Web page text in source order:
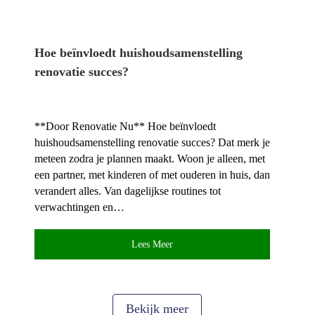
Hoe beïnvloedt huishoudsamenstelling
renovatie succes?
**Door Renovatie Nu** Hoe beïnvloedt
huishoudsamenstelling renovatie succes? Dat merk je
meteen zodra je plannen maakt.​ Woon je alleen, met
een partner, met kinderen of met ouderen in huis, dan
verandert alles.​ Van dagelijkse routines tot
verwachtingen en…
Lees Meer
Bekijk meer